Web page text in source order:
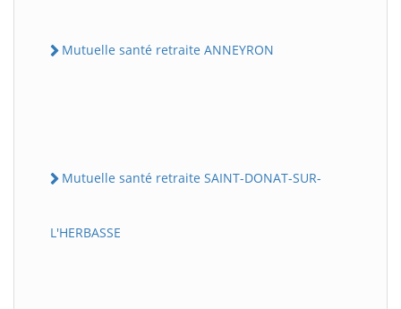
Mutuelle santé retraite ANNEYRON
Mutuelle santé retraite SAINT-DONAT-SUR-
L'HERBASSE